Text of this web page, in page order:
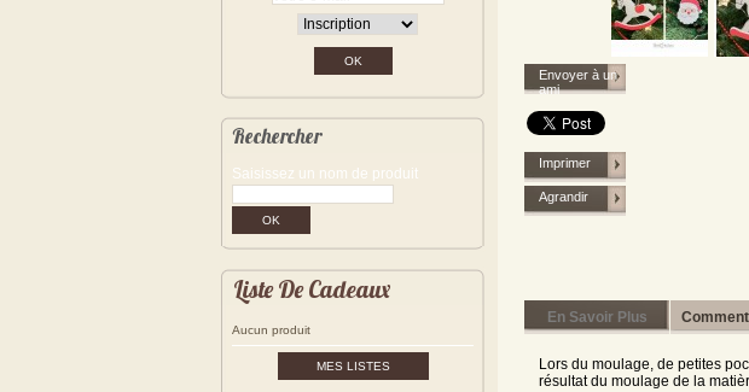
Rechercher
Saisissez un nom de produit
Liste De Cadeaux
Aucun produit
MES LISTES
Envoyer à un
ami
Imprimer
Agrandir
En Savoir Plus
Lors du moulage, de petites
résultat du moulage de la